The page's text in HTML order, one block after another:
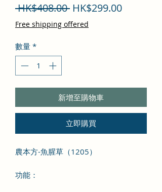
HK$408.00 一
般
HK$299.00促
Free shipping offered
數量 *
新增至購物車
立即購買
農本方-魚腥草（1205）
功能：